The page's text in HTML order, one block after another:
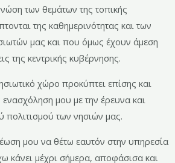
των θεμάτων της τοπικής
της καθημερινότητας και των
μας και που όμως έχουν άμεση
της κεντρικής κυβέρνησης.
χώρο προκύπτει επίσης και
ενασχόληση μου με την έρευνα και
πολιτισμού των νησιών μας.
μου να θέτω εαυτόν στην υπηρεσία
κάνει μέχρι σήμερα, αποφάσισα και